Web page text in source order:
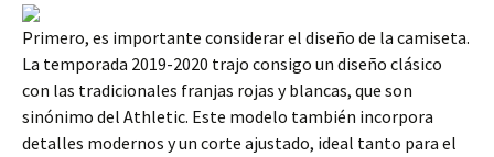
Primero, es importante considerar el diseño de la camiseta.
La temporada 2019-2020 trajo consigo un diseño clásico
con las tradicionales franjas rojas y blancas, que son
sinónimo del Athletic. Este modelo también incorpora
detalles modernos y un corte ajustado, ideal tanto para el